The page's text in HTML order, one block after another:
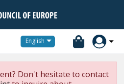
English
Don't hesitate to contact